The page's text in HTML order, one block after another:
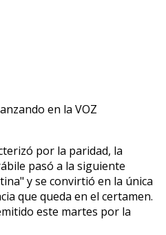
por la paridad, la
pasó a la siguiente
y se convirtió en la única
que queda en el certamen.
este martes por la